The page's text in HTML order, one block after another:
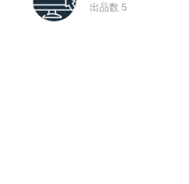
出品数 5